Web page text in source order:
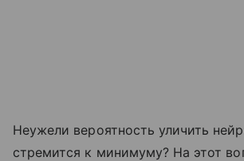
Неужели вероятность уличить
стремится к минимуму? На этот